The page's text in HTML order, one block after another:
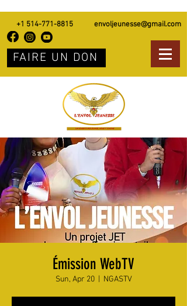
+1 514-771-8815 envoljeunesse@gmail.com
FAIRE UN DON
Émission WebTV
Sun, Apr 20
  |
NGASTV